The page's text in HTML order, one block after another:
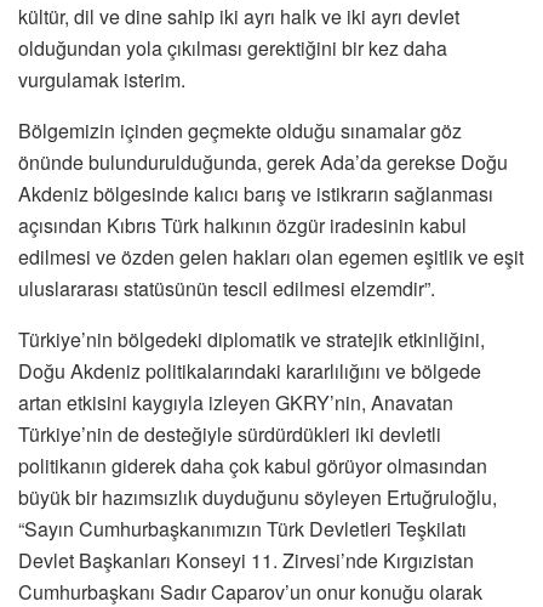
kültür, dil ve dine sahip iki ayrı halk ve iki ayrı devlet
olduğundan yola çıkılması gerektiğini bir kez daha
vurgulamak isterim.
Bölgemizin içinden geçmekte olduğu sınamalar göz
önünde bulundurulduğunda, gerek Ada’da gerekse Doğu
Akdeniz bölgesinde kalıcı barış ve istikrarın sağlanması
açısından Kıbrıs Türk halkının özgür iradesinin kabul
edilmesi ve özden gelen hakları olan egemen eşitlik ve eşit
uluslararası statüsünün tescil edilmesi elzemdir”.
Türkiye’nin bölgedeki diplomatik ve stratejik etkinliğini,
Doğu Akdeniz politikalarındaki kararlılığını ve bölgede
artan etkisini kaygıyla izleyen GKRY’nin, Anavatan
Türkiye’nin de desteğiyle sürdürdükleri iki devletli
politikanın giderek daha çok kabul görüyor olmasından
büyük bir hazımsızlık duyduğunu söyleyen Ertuğruloğlu,
“Sayın Cumhurbaşkanımızın Türk Devletleri Teşkilatı
Devlet Başkanları Konseyi 11. Zirvesi’nde Kırgızistan
Cumhurbaşkanı Sadır Caparov’un onur konuğu olarak